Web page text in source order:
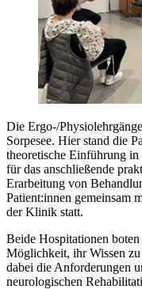
Die Ergo-/
Sorpesee. Hier stand die
theoretische Einführung
für das anschließende
Erarbeitung von
Patient:innen gemeinsam
der Klinik statt.
Beide Hospitationen
Möglichkeit, ihr Wissen
dabei die Anforderungen
neurologischen